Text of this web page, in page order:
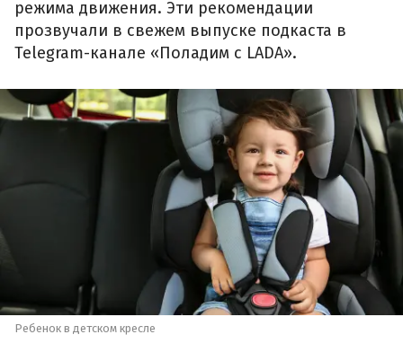
режима движения. Эти рекомендации
прозвучали в свежем выпуске подкаста в
Telegram-канале «Поладим с LADA».
Ребенок в детском кресле